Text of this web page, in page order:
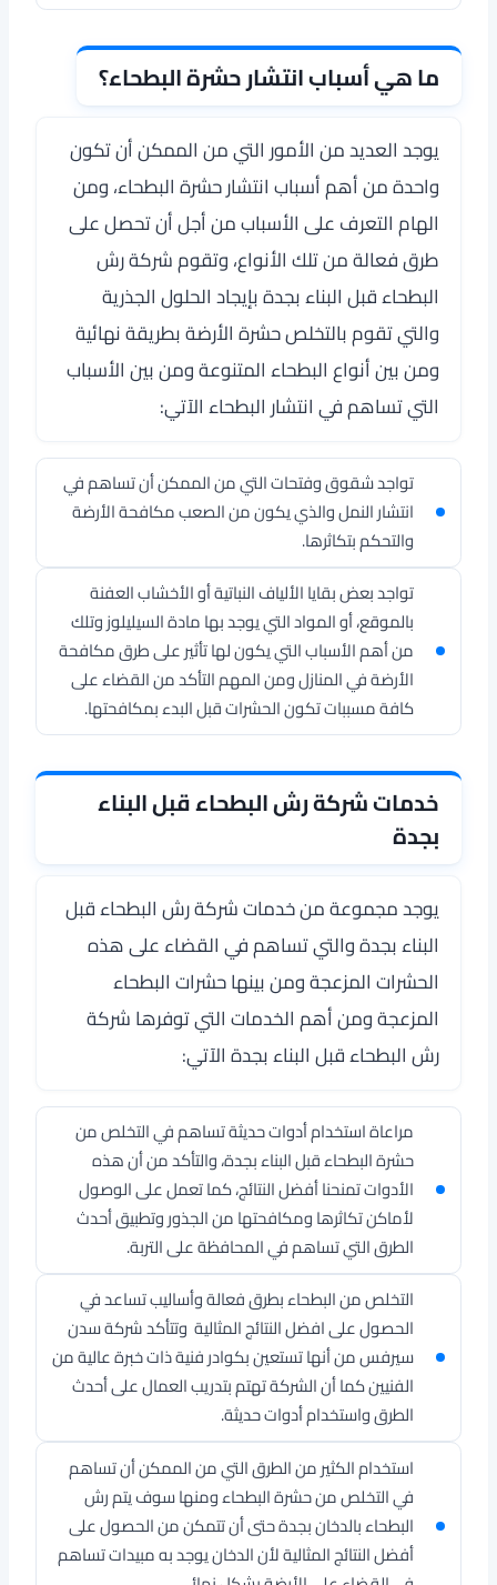
ما هي أسباب انتشار حشرة البطحاء؟
يوجد العديد من الأمور التي من الممكن أن تكون
واحدة من أهم أسباب انتشار حشرة البطحاء، ومن
الهام التعرف على الأسباب من أجل أن تحصل على
طرق فعالة من تلك الأنواع، وتقوم شركة رش
البطحاء قبل البناء بجدة بإيجاد الحلول الجذرية
والتي تقوم بالتخلص حشرة الأرضة بطريقة نهائية
ومن بين أنواع البطحاء المتنوعة ومن بين الأسباب
التي تساهم في انتشار البطحاء الآتي:
تواجد شقوق وفتحات التي من الممكن أن تساهم في
انتشار النمل والذي يكون من الصعب مكافحة الأرضة
والتحكم بتكاثرها.
تواجد بعض بقايا الألياف النباتية أو الأخشاب العفنة
بالموقع، أو المواد التي يوجد بها مادة السيليلوز وتلك
من أهم الأسباب التي يكون لها تأثير على طرق مكافحة
الأرضة في المنازل ومن المهم التأكد من القضاء على
كافة مسببات تكون الحشرات قبل البدء بمكافحتها.
خدمات شركة رش البطحاء قبل البناء
بجدة
يوجد مجموعة من خدمات شركة رش البطحاء قبل
البناء بجدة والتي تساهم في القضاء على هذه
الحشرات المزعجة ومن بينها حشرات البطحاء
المزعجة ومن أهم الخدمات التي توفرها شركة
رش البطحاء قبل البناء بجدة الآتي:
مراعاة استخدام أدوات حديثة تساهم في التخلص من
حشرة البطحاء قبل البناء بجدة، والتأكد من أن هذه
الأدوات تمنحنا أفضل النتائج، كما تعمل على الوصول
لأماكن تكاثرها ومكافحتها من الجذور وتطبيق أحدث
الطرق التي تساهم في المحافظة على التربة.
التخلص من البطحاء بطرق فعالة وأساليب تساعد في
الحصول على افضل النتائج المثالية وتتأكد شركة سدن
سيرفس من أنها تستعين بكوادر فنية ذات خبرة عالية من
الفنيين كما أن الشركة تهتم بتدريب العمال على أحدث
الطرق واستخدام أدوات حديثة.
استخدام الكثير من الطرق التي من الممكن أن تساهم
في التخلص من حشرة البطحاء ومنها سوف يتم رش
البطحاء بالدخان بجدة حتى أن تتمكن من الحصول على
أفضل النتائج المثالية لأن الدخان يوجد به مبيدات تساهم